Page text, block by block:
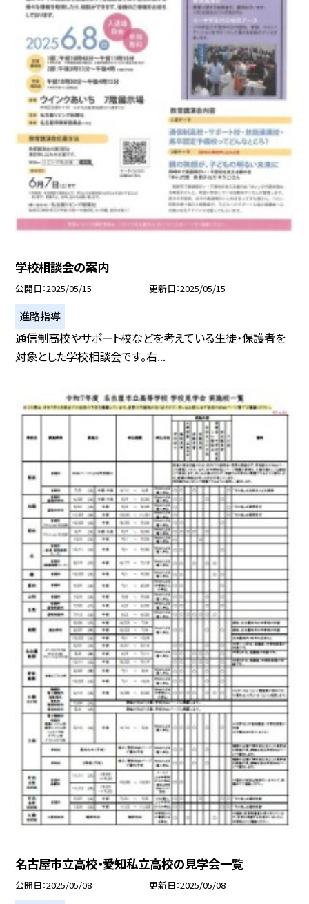
学校相談会の案内
公開日 2025/05/15 更新日 2025/05/15
進路指導
通信制高校やサポート校などを考えている生徒・保護者を
対象とした学校相談会です。右...
名古屋市立高校・愛知私立高校の見学会一覧
公開日 2025/05/08 更新日 2025/05/08